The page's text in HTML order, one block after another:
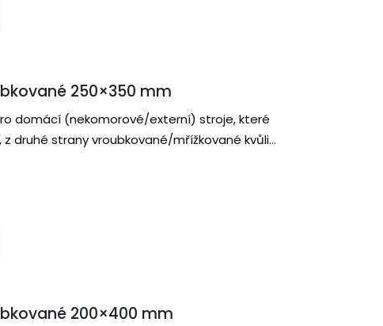
250×350 mm
domácí (nekomorové/externí) stroje, které
druhé strany vroubkované/mřížkované kvůli
200×400 mm